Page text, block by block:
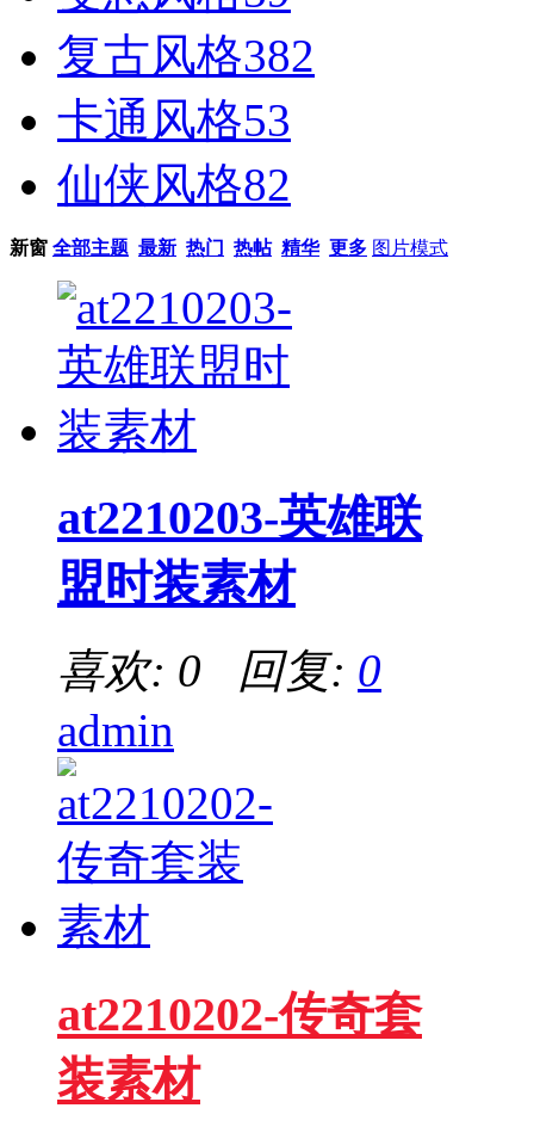
复古风格382
卡通风格53
仙侠风格82
新窗 全部主题 最新 热门 热帖 精华 更多 图片模式
at2210203-英雄联
盟时装素材
喜欢: 0 回复: 0
admin
at2210202-传奇套
装素材